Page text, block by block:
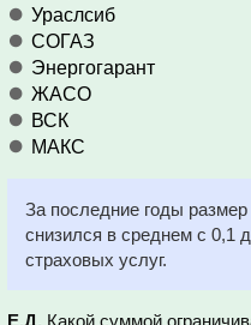
Ураслсиб
СОГАЗ
Энергогарант
ЖАСО
ВСК
МАКС
За последние годы
снизился в среднем с 0,1
страховых услуг.
Е.Д. Какой суммой